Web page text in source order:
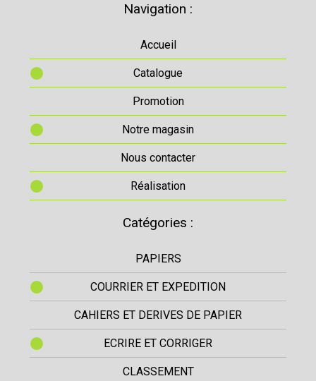
Navigation :
Accueil
Catalogue
Promotion
Notre magasin
Nous contacter
Réalisation
Catégories :
PAPIERS
COURRIER ET EXPEDITION
CAHIERS ET DERIVES DE PAPIER
ECRIRE ET CORRIGER
CLASSEMENT